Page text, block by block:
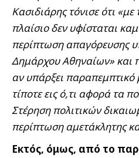
Κασιδιάρης τόνισε ότι
πλαίσιο δεν υφίσταται
περίπτωση απαγόρευσης
Δημάρχου Αθηναίων» και
αν υπάρξει παραπεμπτικό
τίποτε εις ό,τι αφορά τα
Στέρηση πολιτικών
περίπτωση αμετάκλητης
Εκτός, όμως, από το